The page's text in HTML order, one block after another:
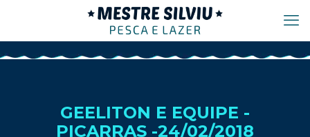
GEELITON E EQUIPE -
PIÇARRAS -24/02/2018